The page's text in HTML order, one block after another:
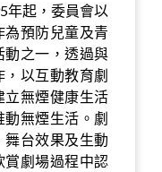
年起，委員會以
為預防兒童及青
動之一，透過與
以互動教育劇
立無煙健康生活
無煙生活。劇
台效果及生動
賞劇場過程中認